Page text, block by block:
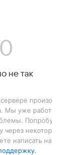
не так
произошла
Мы уже работаем
Попробуйте
через некоторое
написать нам